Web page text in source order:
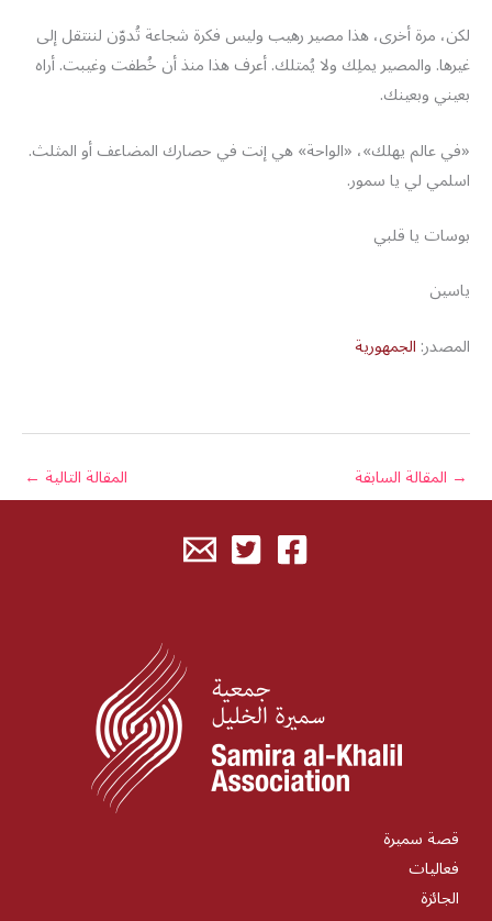
لكن، مرة أخرى، هذا مصير رهيب وليس فكرة شجاعة تُدوّن لننتقل إلى
غيرها. والمصير يملِك ولا يُمتلك. أعرف هذا منذ أن خُطفت وغيبت. أراه
بعيني وبعينك.
«في عالم يهلك»، «الواحة» هي إنت في حصارك المضاعف أو المثلث.
اسلمي لي يا سمور.
بوسات يا قلبي
ياسين
المصدر:الجمهورية
→ المقالة السابقة المقالة التالية ←
قصة سميرة
فعاليات
الجائزة